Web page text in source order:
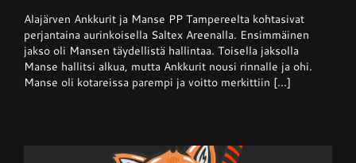
–
Ankkurit
nappasi
pisteen
hallitsevalta
mestarilta
Alajärven Ankkurit ja Manse PP Tampereelta kohtasivat
perjantaina aurinkoisella Saltex Areenalla. Ensimmäinen
jakso oli Mansen täydellistä hallintaa. Toisella jaksolla
Manse hallitsi alkua, mutta Ankkurit nousi rinnalle ja ohi.
Manse oli kotareissa parempi ja voitto merkittiin [...]